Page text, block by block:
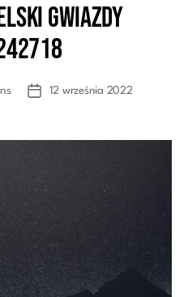
KategorieGwiazdy
Data12 września 2022